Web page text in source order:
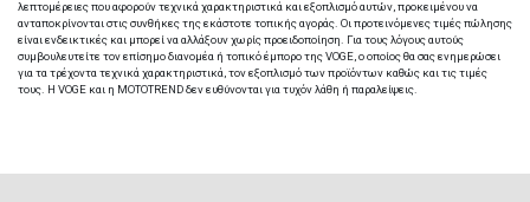
λεπτομέρειες που αφορούν τεχνικά χαρακτηριστικά και εξοπλισμό αυτών, προκειμένου να
ανταποκρίνονται στις συνθήκες της εκάστοτε τοπικής αγοράς. Οι προτεινόμενες τιμές πώλησης
είναι ενδεικτικές και μπορεί να αλλάξουν χωρίς προειδοποίηση. Για τους λόγους αυτούς
συμβουλευτείτε τον επίσημο διανομέα ή τοπικό έμπορο της VOGE, ο οποίος θα σας ενημερώσει
για τα τρέχοντα τεχνικά χαρακτηριστικά, τον εξοπλισμό των προϊόντων καθώς και τις τιμές
τους. H VOGE και η MOTOTREND δεν ευθύνονται για τυχόν λάθη ή παραλείψεις.